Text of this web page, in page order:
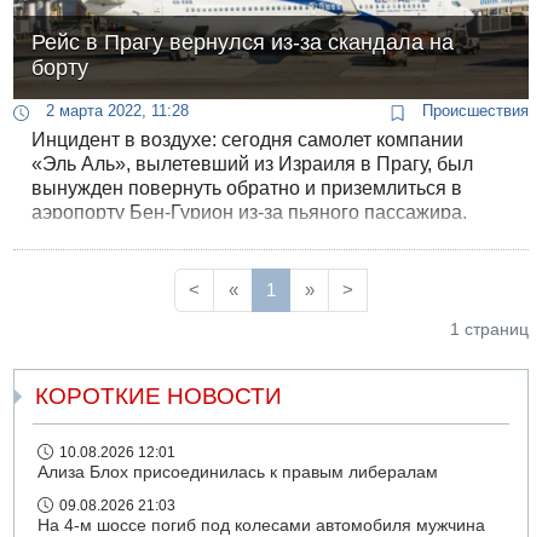
Рейс в Прагу вернулся из-за скандала на
борту
2 марта 2022, 11:28 Происшествия
Инцидент в воздухе: сегодня самолет компании
«Эль Аль», вылетевший из Израиля в Прагу, был
вынужден повернуть обратно и приземлиться в
аэропорту Бен-Гурион из-за пьяного пассажира,
<
« 1 » >
1 страниц
КОРОТКИЕ НОВОСТИ
10.08.2026 12:01
Ализа Блох присоединилась к правым либералам
09.08.2026 21:03
На 4-м шоссе погиб под колесами автомобиля мужчина